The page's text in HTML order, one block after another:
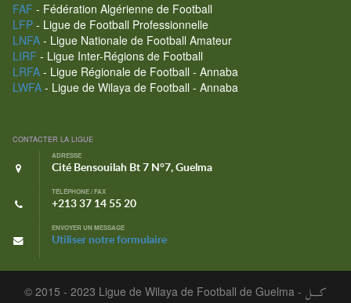
FAF - Fédération Algérienne de Football
LFP- Ligue de Football Professionnelle
LNFA- Ligue Nationale de Football Amateur
LIRF - Ligue Inter-Régions de Football
LRFA- Ligue Régionale de Football - Annaba
LWFA- Ligue de Wilaya de Football - Annaba
CONTACTER LA LIGUE
ADRESSE
Cité Bensouilah Bt 7 N°7, Guelma
TÉLÉPHONE / FAX
+213 37 14 55 20
ENVOYER UN MESSAGE
Utiliser notre formulaire
© 2015 - 2023 Ligue de Wilaya de Football de Guelma - كـــل